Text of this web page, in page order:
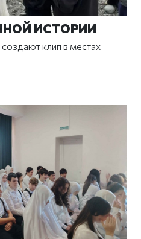
ИСТОРИИ
клип в местах